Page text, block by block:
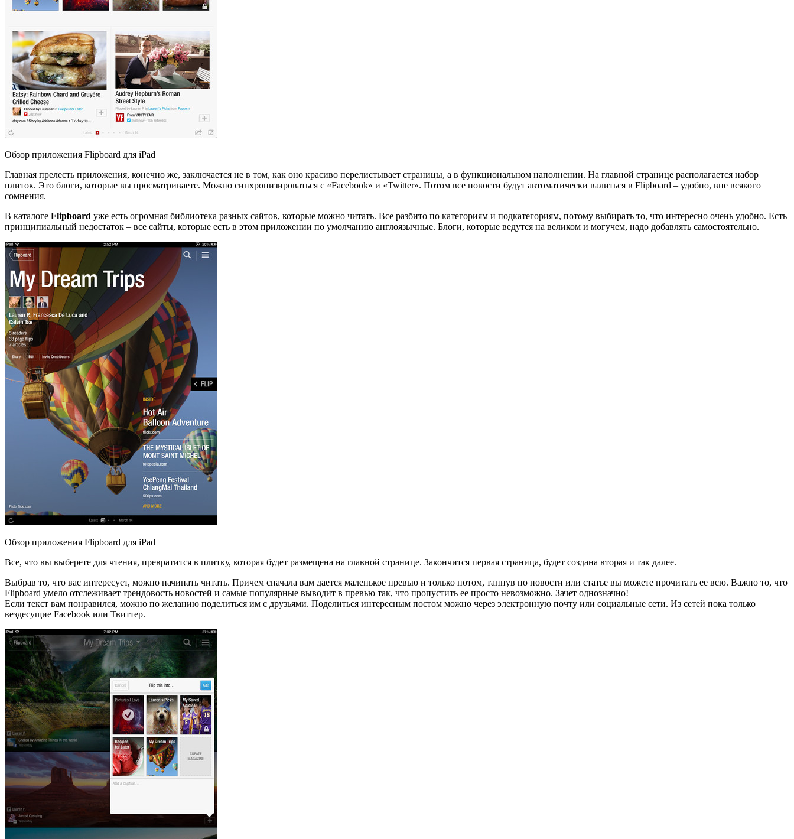
Обзор приложения Flipboard для iPad
Главная прелесть приложения, конечно же, заключается не в том, как оно красиво перелистывает страницы, а в функциональном наполнении. На главной странице располагается набор
плиток. Это блоги, которые вы просматриваете. Можно синхронизироваться с «Facebook» и «Twitter». Потом все новости будут автоматически валиться в Flipboard – удобно, вне всякого
сомнения.
В каталоге Flipboard уже есть огромная библиотека разных сайтов, которые можно читать. Все разбито по категориям и подкатегориям, потому выбирать то, что интересно очень удобно. Есть
принципиальный недостаток – все сайты, которые есть в этом приложении по умолчанию англоязычные. Блоги, которые ведутся на великом и могучем, надо добавлять самостоятельно.
Обзор приложения Flipboard для iPad
Все, что вы выберете для чтения, превратится в плитку, которая будет размещена на главной странице. Закончится первая страница, будет создана вторая и так далее.
Выбрав то, что вас интересует, можно начинать читать. Причем сначала вам дается маленькое превью и только потом, тапнув по новости или статье вы можете прочитать ее всю. Важно то, что
Flipboard умело отслеживает трендовость новостей и самые популярные выводит в превью так, что пропустить ее просто невозможно. Зачет однозначно!
Если текст вам понравился, можно по желанию поделиться им с друзьями. Поделиться интересным постом можно через электронную почту или социальные сети. Из сетей пока только
вездесущие Facebook или Твиттер.